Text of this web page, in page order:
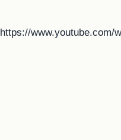
https://www.youtube.com/